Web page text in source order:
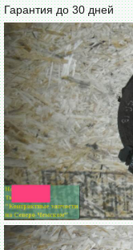
Гарантия до 30 дней